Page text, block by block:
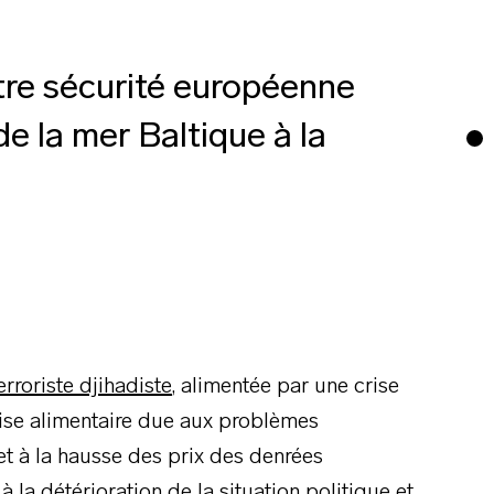
sécurité européenne
la mer Baltique à la
djihadiste, alimentée par une crise
alimentaire due aux problèmes
à la hausse des prix des denrées